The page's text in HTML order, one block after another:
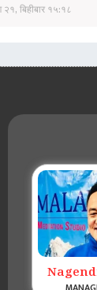
बिहीबार १५:१८